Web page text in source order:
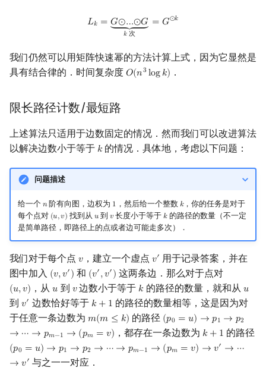
𝐿𝑘 = 𝐺⊙…⊙𝐺
⏟
𝑘 次
= 𝐺⊙𝑘
Lk= G⊙…⊙ G⏟k次= G⊙k
我们仍然可以用矩阵快速幂的方法计算上式，因为它显然是
具有结合律的．时间复杂度 𝑂(𝑛3 log𝑘)
O(n3logk) ．
限长路径计数/最短路
上述算法只适用于边数固定的情况．然而我们可以改进算法
以解决边数小于等于 𝑘
k 的情况．具体地，考虑以下问题：
问题描述
给一个 𝑛
n阶有向图，边权为 1
1 ，然后给一个整数 𝑘
k，你的任务是对于
每个点对 (𝑢,𝑣)
(u,v) 找到从 𝑢
u到 𝑣
v 长度小于等于 𝑘
k的路径的数量（不一定
是简单路径，即路径上的点或者边可能走多次）．
我们对于每个点 𝑣
v，建立一个虚点 𝑣′
v′ 用于记录答案，并在
图中加入 (𝑣,𝑣′)
(v,v′) 和 (𝑣′,𝑣′)
(v′, v′) 这两条边．那么对于点对
(𝑢,𝑣)
(u,v) ，从𝑢
u 到 𝑣
v边数小于等于 𝑘
k 的路径的数量，就和从 𝑢
u
到 𝑣′
v′ 边数恰好等于 𝑘 + 1
k+1
的路径的数量相等，这是因为对
于任意一条边数为 𝑚(𝑚 ≤ 𝑘)
m(m≤k) 的路径 (𝑝0 = 𝑢) → 𝑝1 → 𝑝2
→ ⋯ → 𝑝𝑚−1 → (𝑝𝑚 = 𝑣)
(p0 =u )→ p1→p 2→⋯
，都存在一条边数为 𝑘 + 1
k+1 的路径
(𝑝0 = 𝑢) → 𝑝1 → 𝑝2 → ⋯ → 𝑝𝑚−1 → (𝑝𝑚 = 𝑣) → 𝑣′ → ⋯
→ 𝑣′
(p0 =u )→ p1→p 2→ ⋯ →p m −1→(pm =v) →v′→⋯→ v′
与之一一对应．